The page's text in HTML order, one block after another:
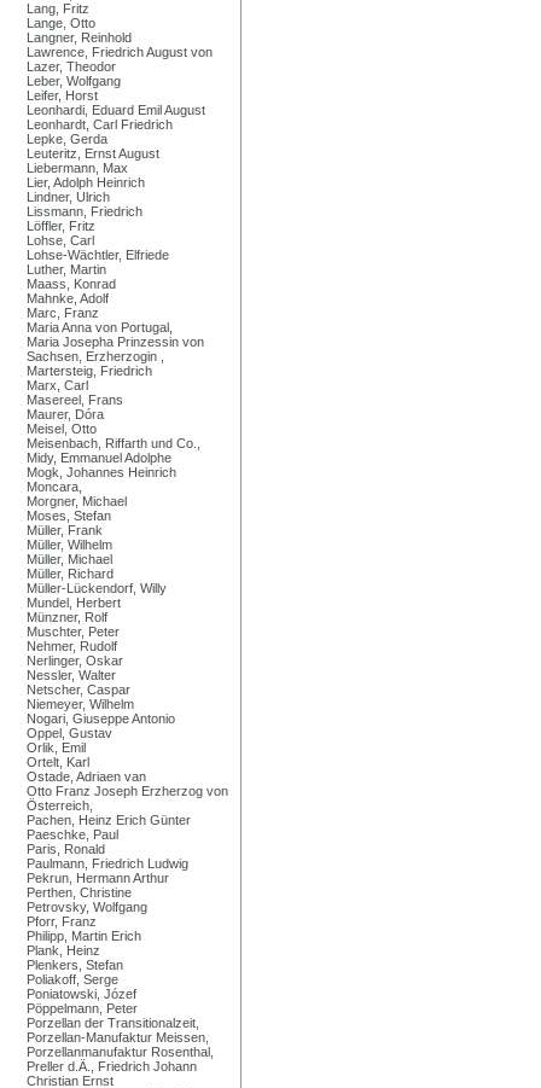
Lang, Fritz
Lange, Otto
Langner, Reinhold
Lawrence, Friedrich August von
Lazer, Theodor
Leber, Wolfgang
Leifer, Horst
Leonhardi, Eduard Emil August
Leonhardt, Carl Friedrich
Lepke, Gerda
Leuteritz, Ernst August
Liebermann, Max
Lier, Adolph Heinrich
Lindner, Ulrich
Lissmann, Friedrich
Löffler, Fritz
Lohse, Carl
Lohse-Wächtler, Elfriede
Luther, Martin
Maass, Konrad
Mahnke, Adolf
Marc, Franz
Maria Anna von Portugal,
Maria Josepha Prinzessin von
Sachsen, Erzherzogin ,
Martersteig, Friedrich
Marx, Carl
Masereel, Frans
Maurer, Dóra
Meisel, Otto
Meisenbach, Riffarth und Co.,
Midy, Emmanuel Adolphe
Mogk, Johannes Heinrich
Moncara,
Morgner, Michael
Moses, Stefan
Müller, Frank
Müller, Wilhelm
Müller, Michael
Müller, Richard
Müller-Lückendorf, Willy
Mundel, Herbert
Münzner, Rolf
Muschter, Peter
Nehmer, Rudolf
Nerlinger, Oskar
Nessler, Walter
Netscher, Caspar
Niemeyer, Wilhelm
Nogari, Giuseppe Antonio
Oppel, Gustav
Orlik, Emil
Ortelt, Karl
Ostade, Adriaen van
Otto Franz Joseph Erzherzog von
Österreich,
Pachen, Heinz Erich Günter
Paeschke, Paul
Paris, Ronald
Paulmann, Friedrich Ludwig
Pekrun, Hermann Arthur
Perthen, Christine
Petrovsky, Wolfgang
Pforr, Franz
Philipp, Martin Erich
Plank, Heinz
Plenkers, Stefan
Poliakoff, Serge
Poniatowski, Józef
Pöppelmann, Peter
Porzellan der Transitionalzeit,
Porzellan-Manufaktur Meissen,
Porzellanmanufaktur Rosenthal,
Preller d.Ä., Friedrich Johann
Christian Ernst